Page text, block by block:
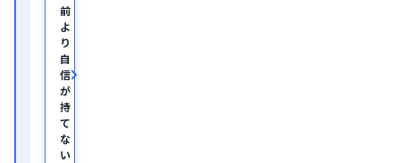
前
よ
り
自
信
が
持
て
な
い